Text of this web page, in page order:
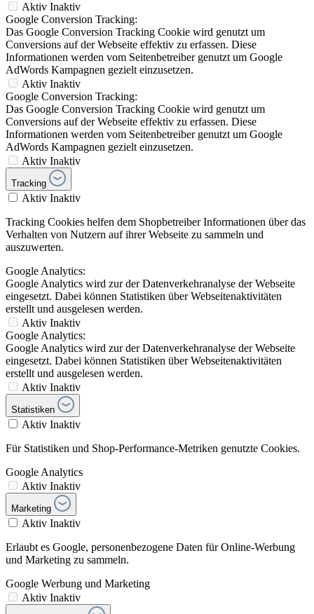
Aktiv Inaktiv
Google Conversion Tracking:
Das Google Conversion Tracking Cookie wird genutzt um
Conversions auf der Webseite effektiv zu erfassen. Diese
Informationen werden vom Seitenbetreiber genutzt um Google
AdWords Kampagnen gezielt einzusetzen.
Aktiv Inaktiv
Google Conversion Tracking:
Das Google Conversion Tracking Cookie wird genutzt um
Conversions auf der Webseite effektiv zu erfassen. Diese
Informationen werden vom Seitenbetreiber genutzt um Google
AdWords Kampagnen gezielt einzusetzen.
Aktiv Inaktiv
Tracking
Aktiv Inaktiv
Tracking Cookies helfen dem Shopbetreiber Informationen über das
Verhalten von Nutzern auf ihrer Webseite zu sammeln und
auszuwerten.
Google Analytics:
Google Analytics wird zur der Datenverkehranalyse der Webseite
eingesetzt. Dabei können Statistiken über Webseitenaktivitäten
erstellt und ausgelesen werden.
Aktiv Inaktiv
Google Analytics:
Google Analytics wird zur der Datenverkehranalyse der Webseite
eingesetzt. Dabei können Statistiken über Webseitenaktivitäten
erstellt und ausgelesen werden.
Aktiv Inaktiv
Statistiken
Aktiv Inaktiv
Für Statistiken und Shop-Performance-Metriken genutzte Cookies.
Google Analytics
Aktiv Inaktiv
Marketing
Aktiv Inaktiv
Erlaubt es Google, personenbezogene Daten für Online-Werbung
und Marketing zu sammeln.
Google Werbung und Marketing
Aktiv Inaktiv